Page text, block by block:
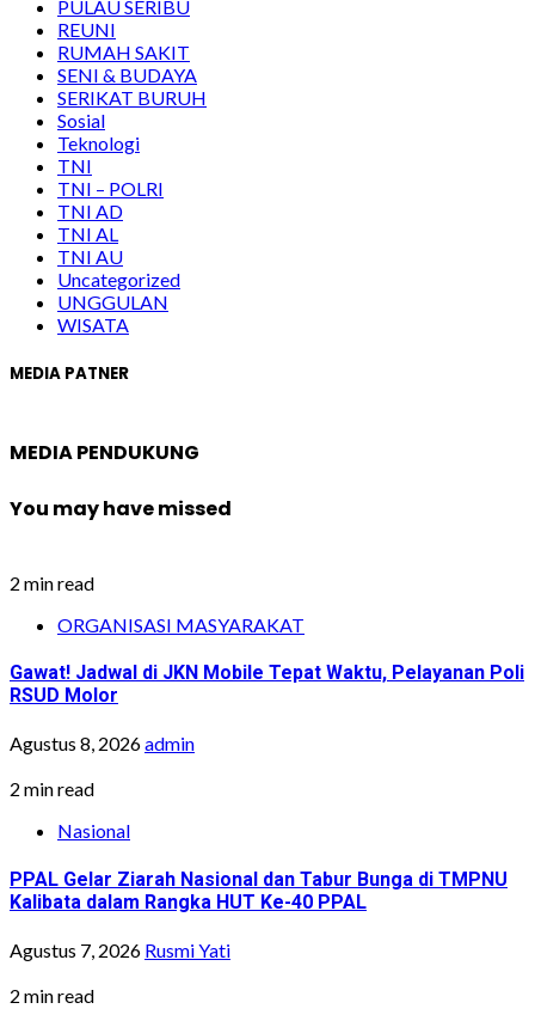
PULAU SERIBU
REUNI
RUMAH SAKIT
SENI & BUDAYA
SERIKAT BURUH
Sosial
Teknologi
TNI
TNI – POLRI
TNI AD
TNI AL
TNI AU
Uncategorized
UNGGULAN
WISATA
MEDIA PATNER
MEDIA PENDUKUNG
You may have missed
2 min read
ORGANISASI MASYARAKAT
Gawat! Jadwal di JKN Mobile Tepat Waktu, Pelayanan Poli
RSUD Molor
Agustus 8, 2026admin
2 min read
Nasional
PPAL Gelar Ziarah Nasional dan Tabur Bunga di TMPNU
Kalibata dalam Rangka HUT Ke-40 PPAL
Agustus 7, 2026 Rusmi Yati
2 min read